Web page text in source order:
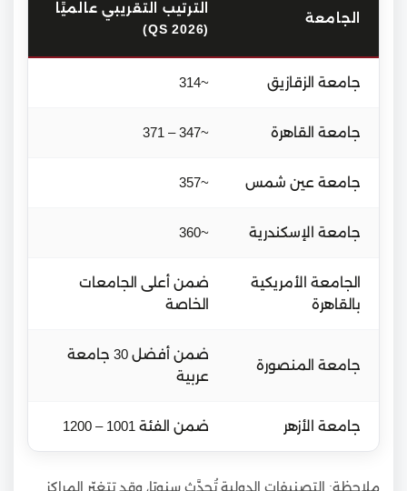
الجامعة
الترتيب التقريبي عالميًا
(QS 2026)
جامعة الزقازيق ~314
جامعة القاهرة ~347 – 371
جامعة عين شمس ~357
جامعة الإسكندرية ~360
الجامعة الأمريكية
بالقاهرة
ضمن أعلى الجامعات
الخاصة
جامعة المنصورة
ضمن أفضل 30 جامعة
عربية
جامعة الأزهر ضمن الفئة 1001 – 1200
ملاحظة: التصنيفات الدولية تُحدَّث سنويًا، وقد تتغيّر المراكز